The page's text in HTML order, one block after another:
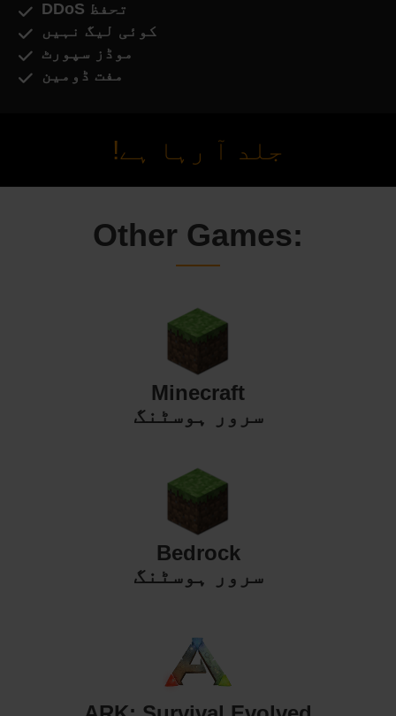
DDoS تحفظ
کوئی لیگ نہیں
موڈز سپورٹ
مفت ڈومین
جلد آ رہا ہے!
Other Games:
Minecraft
سرور ہوسٹنگ
Bedrock
سرور ہوسٹنگ